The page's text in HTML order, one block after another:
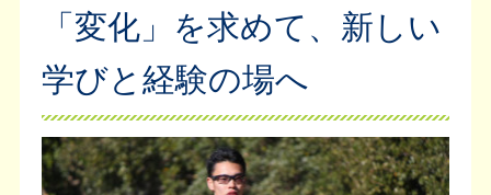
「変化」を求めて、新しい
学びと経験の場へ